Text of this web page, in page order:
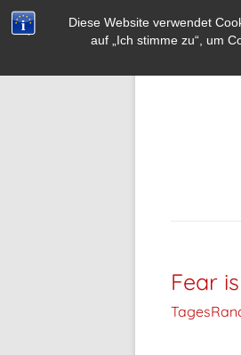
Diese Website verwendet
auf „Ich stimme zu“, um
Fear